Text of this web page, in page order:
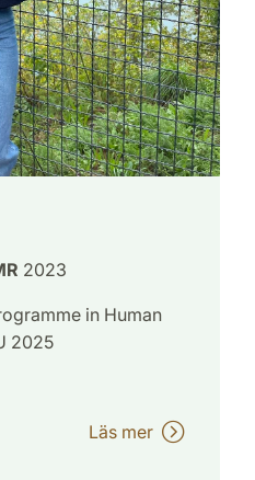
2023
in Human
2025
Läs mer